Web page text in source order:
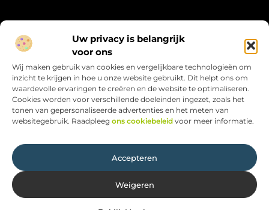
Uw privacy is belangrijk
voor ons
Wij maken gebruik van cookies en vergelijkbare technologieën om
inzicht te krijgen in hoe u onze website gebruikt. Dit helpt ons om
waardevolle ervaringen te creëren en de website te optimaliseren.
Cookies worden voor verschillende doeleinden ingezet, zoals het
tonen van gepersonaliseerde advertenties en het meten van
websitegebruik. Raadpleeg ons cookiebeleid voor meer informatie.
Accepteren
Weigeren
“Zacht, krachtig en met aandacht.”
Kleine verhalen met grote betekenis, geschreven met hart en
ziel.
Bericht categorie